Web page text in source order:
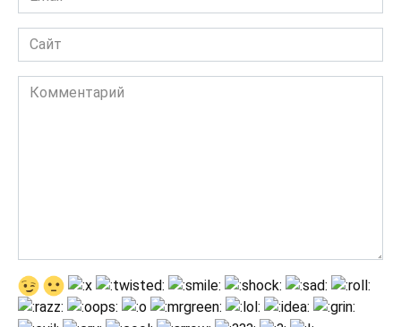
*
Сайт
Комментарий